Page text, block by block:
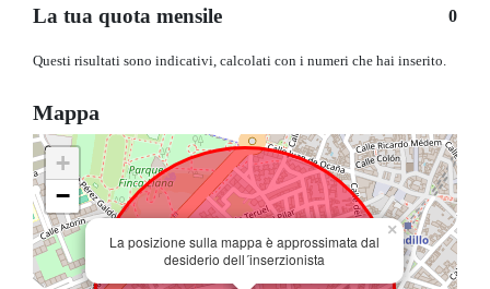
La tua quota mensile 0
Questi risultati sono indicativi, calcolati con i numeri che hai inserito.
Mappa
La posizione sulla mappa è approssimata dal
desiderio dell´inserzionista
×
+
−